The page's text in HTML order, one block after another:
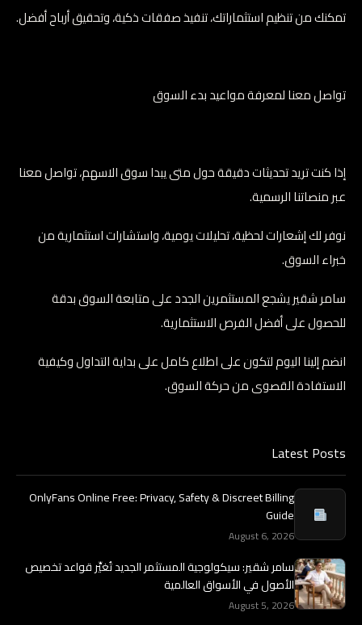
تمكنك من تنظيم استثماراتك، تنفيذ صفقات ذكية، وتحقيق أرباح أفضل.
تواصل معنا لمعرفة مواعيد بدء السوق
إذا كنت تريد تحديثات دقيقة حول متى يبدا سوق الاسهم، تواصل معنا
عبر منصاتنا الرسمية.
نوفر لك إشعارات لحظية، تحليلات يومية، واستشارات استثمارية من
خبراء السوق.
سامر شقير يشجع المستثمرين الجدد على متابعة السوق بدقة
للحصول على أفضل الفرص الاستثمارية.
انضم إلينا اليوم لتكون على اطلاع كامل على بداية التداول وكيفية
الاستفادة القصوى من حركة السوق.
Latest Posts
OnlyFans Online Free: Privacy, Safety & Discreet Billing
Guide
August 6, 2026
سامر شقير: سيكولوجية المستثمر الجديد تُغيِّر قواعد تخصيص
الأصول في الأسواق العالمية
August 5, 2026